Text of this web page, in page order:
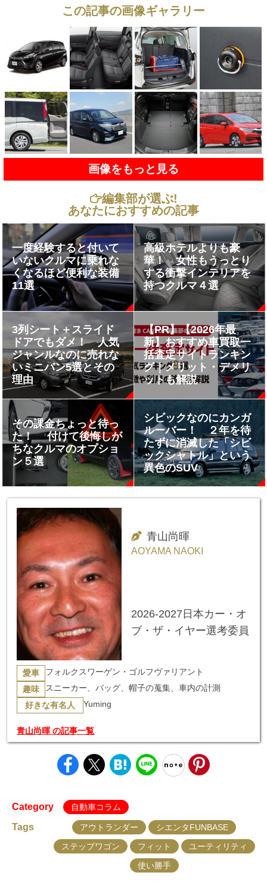
この記事の画像ギャラリー
画像をもっと見る
編集部が選ぶ!
あなたにおすすめの記事
一度経験すると付いて
いないクルマに乗れな
くなるほど便利な装備
11選
高級ホテルよりも豪
華！ 女性もうっとり
する衝撃インテリアを
持つクルマ４選
3列シート＋スライド
ドアでもダメ！ 人気
ジャンルなのに売れな
いミニバン5選とその
理由
【PR】【2026年最
新】おすすめ車買取一
括査定サイトランキン
グ｜メリット・デメリ
ットも解説
その課金ちょっと待っ
た！ 付けて後悔しが
ちなクルマのオプショ
ン５選
シビックなのにカンガ
ルーバー！ ２年を待
たずに消滅した「シビ
ックシャトル」という
異色のSUV
青山尚暉
AOYAMA NAOKI
2026-2027日本カー・オ
ブ・ザ・イヤー選考委員
愛車 フォルクスワーゲン・ゴルフヴァリアント
趣味 スニーカー、バッグ、帽子の蒐集、車内の計測
好きな有名人 Yuming
青山尚暉 の記事一覧
Category 自動車コラム
Tags アウトランダー
シエンタFUNBASE
ステップワゴン
フィット
ユーティリティ
使い勝手